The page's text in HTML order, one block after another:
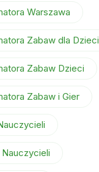
Warszawa
Zabaw dla Dzieci
Zabaw Dzieci
Zabaw i Gier
Nauczycieli